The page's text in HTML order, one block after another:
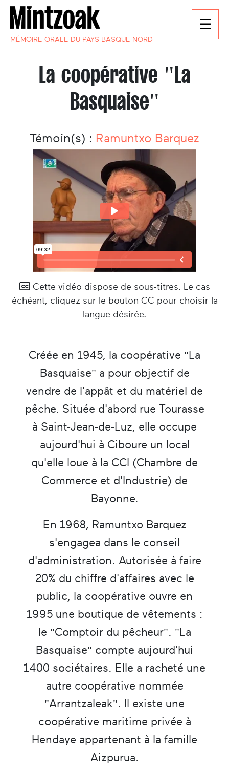
MÉMOIRE ORALE DU PAYS BASQUE NORD
La coopérative "La
Basquaise"
Témoin(s) : Ramuntxo Barquez
Cette vidéo dispose de sous-titres. Le cas
échéant, cliquez sur le bouton CC pour choisir la
langue désirée.
Créée en 1945, la coopérative "La
Basquaise" a pour objectif de
vendre de l'appât et du matériel de
pêche. Située d'abord rue Tourasse
à Saint-Jean-de-Luz, elle occupe
aujourd'hui à Ciboure un local
qu'elle loue à la CCI (Chambre de
Commerce et d'Industrie) de
Bayonne.
En 1968, Ramuntxo Barquez
s'engagea dans le conseil
d'administration. Autorisée à faire
20% du chiffre d'affaires avec le
public, la coopérative ouvre en
1995 une boutique de vêtements :
le "Comptoir du pêcheur". "La
Basquaise" compte aujourd'hui
1400 sociétaires. Elle a racheté une
autre coopérative nommée
"Arrantzaleak". Il existe une
coopérative maritime privée à
Hendaye appartenant à la famille
Aizpurua.